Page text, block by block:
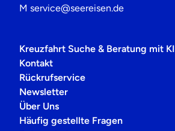
M service@seereisen.de
Kreuzfahrt Suche & Beratung mit KI
Kontakt
Rückrufservice
Newsletter
Über Uns
Häufig gestellte Fragen